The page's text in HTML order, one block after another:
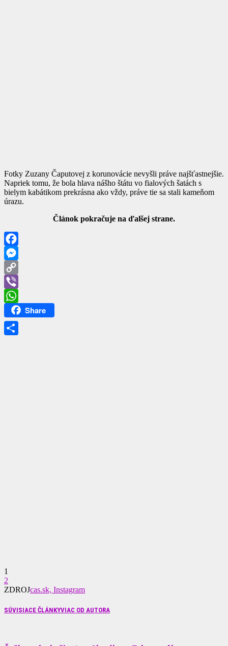
Fotky Zuzany Čaputovej z korunovácie nevyšli práve najšťastnejšie.
Napriek tomu, že bola hlava nášho štátu vo fialových šatách s
bielym kabátikom prekrásna ako vždy, práve tie sa stali kameňom
úrazu.
Článok pokračuje na ďalšej strane.
Facebook
Messenger
Copy
Link
Viber
WhatsApp
Share
1
2
ZDROJcas.sk, Instagram
SÚVISIACE ČLÁNKYVIAC OD AUTORA